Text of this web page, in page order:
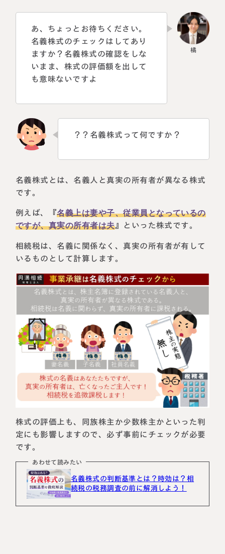
あ、ちょっとお待ちください。
名義株式のチェックはしてあり
ますか？名義株式の確認をしな
いまま、株式の評価額を出して
も意味ないですよ
？？名義株式って何ですか？
名義株式とは、名義人と真実の所有者が異なる株式
です。
例えば、『名義上は妻や子、従業員となっているの
ですが、真実の所有者は夫』といった株式です。
相続税は、名義に関係なく、真実の所有者が有して
いるものとして計算します。
株式の評価上も、同族株主か少数株主かといった判
定にも影響しますので、必ず事前にチェックが必要
です。
あわせて読みたい
名義株式の判断基準とは？時効は？相
続税の税務調査の前に解消しよう！